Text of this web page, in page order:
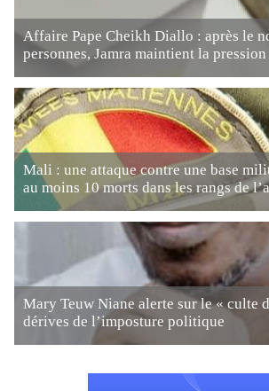
Affaire Pape Cheikh Diallo : après le
personnes, Jamra maintient la pression
Mali : une attaque contre une base
au moins 10 morts dans les rangs de
Mary Teuw Niane alerte sur le « culte
dérives de l’imposture politique